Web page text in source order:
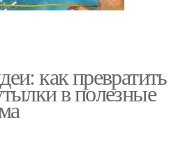
как превратить
в полезные